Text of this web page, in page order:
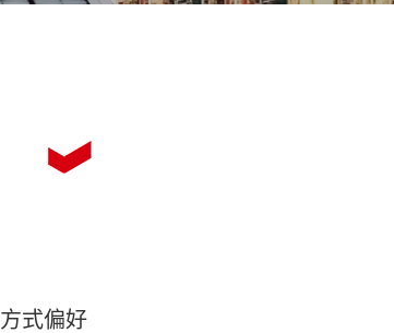
式偏好